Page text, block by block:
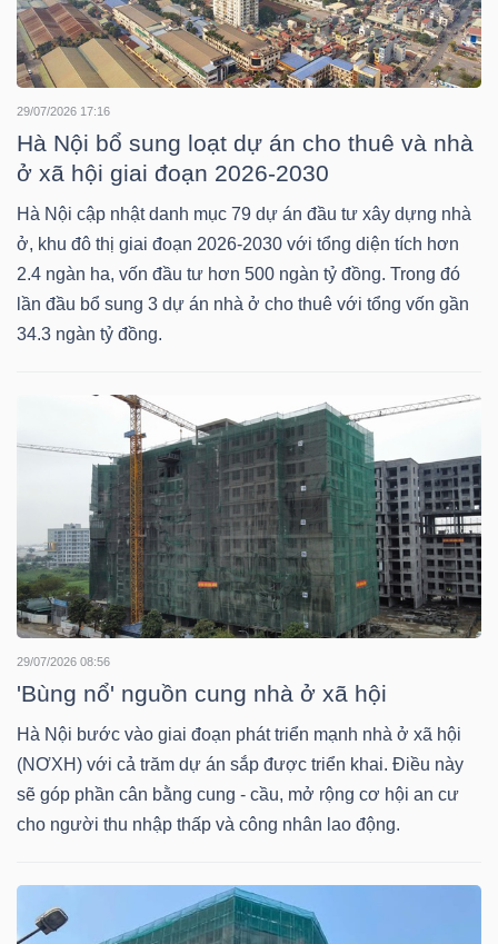
29/07/2026 17:16
Hà Nội bổ sung loạt dự án cho thuê và nhà
ở xã hội giai đoạn 2026-2030
Hà Nội cập nhật danh mục 79 dự án đầu tư xây dựng nhà
ở, khu đô thị giai đoạn 2026-2030 với tổng diện tích hơn
2.4 ngàn ha, vốn đầu tư hơn 500 ngàn tỷ đồng. Trong đó
lần đầu bổ sung 3 dự án nhà ở cho thuê với tổng vốn gần
34.3 ngàn tỷ đồng.
29/07/2026 08:56
'Bùng nổ' nguồn cung nhà ở xã hội
Hà Nội bước vào giai đoạn phát triển mạnh nhà ở xã hội
(NƠXH) với cả trăm dự án sắp được triển khai. Điều này
sẽ góp phần cân bằng cung - cầu, mở rộng cơ hội an cư
cho người thu nhập thấp và công nhân lao động.
Ngành
(-)
VS-
SECTOR
NĂNG
LƯỢNG
NGUYÊN
LIỆU
CÔNG
NGHIỆP
TIÊU
KHÔNG
THIẾT